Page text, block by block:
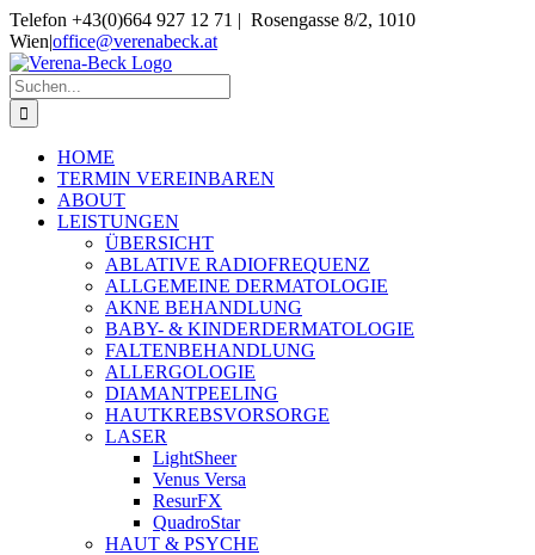
Skip
to
content
Telefon +43(0)664 927 12 71 | Rosengasse 8/2, 1010
Wien|office@verenabeck.at
Suche
nach:
HOME
TERMIN VEREINBAREN
ABOUT
LEISTUNGEN
ÜBERSICHT
ABLATIVE RADIOFREQUENZ
ALLGEMEINE DERMATOLOGIE
AKNE BEHANDLUNG
BABY- & KINDERDERMATOLOGIE
FALTENBEHANDLUNG
ALLERGOLOGIE
DIAMANTPEELING
HAUTKREBSVORSORGE
LASER
LightSheer
Venus Versa
ResurFX
QuadroStar
HAUT & PSYCHE